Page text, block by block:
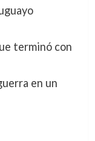
terminó con
en un